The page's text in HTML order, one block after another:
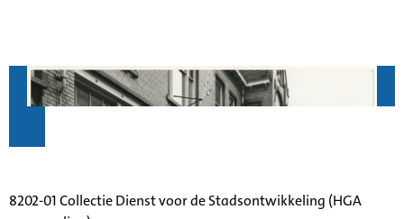
8202-01 Collectie Dienst voor de Stadsontwikkeling (HGA